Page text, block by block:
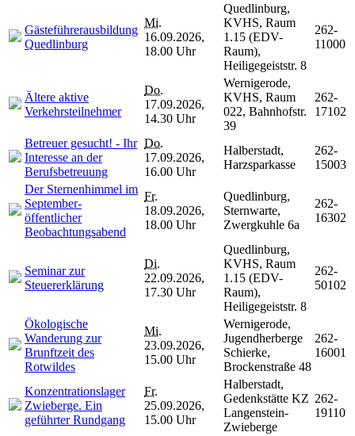
Gästeführerausbildung
Quedlinburg
Mi.
16.09.2026,
18.00 Uhr
Quedlinburg,
KVHS, Raum
1.15 (EDV-
Raum),
Heiligegeiststr. 8
262-
11000
Ältere aktive
Verkehrsteilnehmer
Do.
17.09.2026,
14.30 Uhr
Wernigerode,
KVHS, Raum
022, Bahnhofstr.
39
262-
17102
Betreuer gesucht! - Ihr
Interesse an der
Berufsbetreuung
Do.
17.09.2026,
16.00 Uhr
Halberstadt,
Harzsparkasse
262-
15003
Der Sternenhimmel im
September-
öffentlicher
Beobachtungsabend
Fr.
18.09.2026,
18.00 Uhr
Quedlinburg,
Sternwarte,
Zwergkuhle 6a
262-
16302
Seminar zur
Steuererklärung
Di.
22.09.2026,
17.30 Uhr
Quedlinburg,
KVHS, Raum
1.15 (EDV-
Raum),
Heiligegeiststr. 8
262-
50102
Ökologische
Wanderung zur
Brunftzeit des
Rotwildes
Mi.
23.09.2026,
15.00 Uhr
Wernigerode,
Jugendherberge
Schierke,
Brockenstraße 48
262-
16001
Konzentrationslager
Zwieberge. Ein
geführter Rundgang
Fr.
25.09.2026,
15.00 Uhr
Halberstadt,
Gedenkstätte KZ
Langenstein-
Zwieberge
262-
19110